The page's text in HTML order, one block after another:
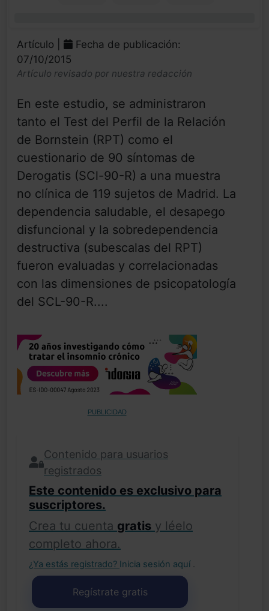
Artículo |
Fecha de publicación:
07/10/2015
Artículo revisado por nuestra redacción
En este estudio, se administraron
tanto el Test del Perfil de la Relación
de Bornstein (RPT) como el
cuestionario de 90 síntomas de
Derogatis (SCl-90-R) a una muestra
no clínica de 119 sujetos de Madrid. La
dependencia saludable, el desapego
disfuncional y la sobredependencia
destructiva (subescalas del RPT)
fueron evaluadas y correlacionadas
con las dimensiones de psicopatología
del SCL-90-R....
PUBLICIDAD
Contenido para usuarios
registrados
Este contenido es exclusivo para
suscriptores.
Crea tu cuenta gratis y léelo
completo ahora.
¿Ya estás registrado? Inicia sesión aquí .
Regístrate gratis